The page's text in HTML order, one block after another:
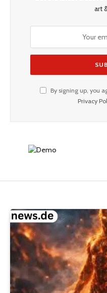
art
By signing up, you
Privacy